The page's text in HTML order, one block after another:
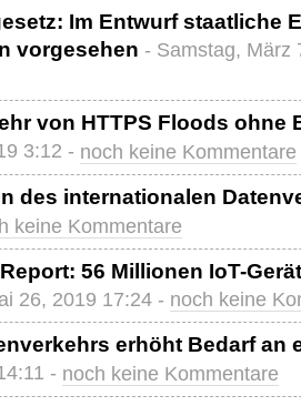
Im Entwurf staatliche
vorgesehen - Samstag,
von HTTPS Floods ohne
3:12 - noch keine Kommentare
des internationalen
keine Kommentare
56 Millionen IoT-
26, 2019 17:24 - noch keine
erhöht Bedarf an
- noch keine Kommentare